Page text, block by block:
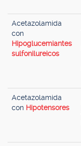
Acetazolamida
con
Hipoglucemiantes
sulfonilureicos
Acetazolamida
con Hipotensores